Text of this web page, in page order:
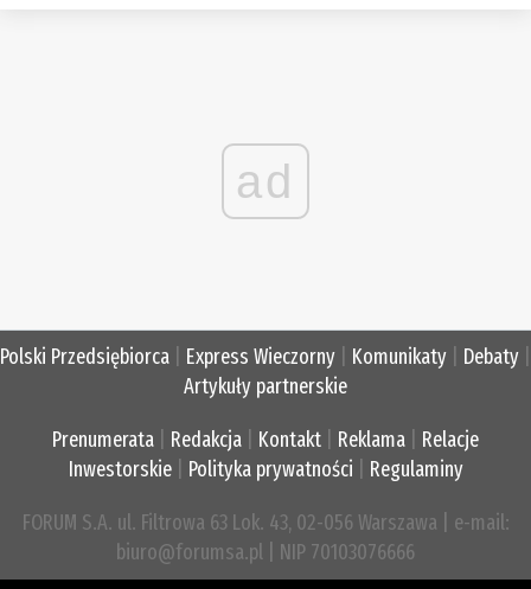
ad
Polski Przedsiębiorca Express Wieczorny Komunikaty Debaty
Artykuły partnerskie
Prenumerata Redakcja Kontakt Reklama
Relacje
Inwestorskie| Polityka prywatności Regulaminy
FORUM S.A. ul. Filtrowa 63 Lok. 43, 02-056 Warszawa | e-mail:
biuro@forumsa.pl | NIP 70103076666